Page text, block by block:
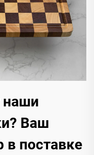
Ваш
поставке